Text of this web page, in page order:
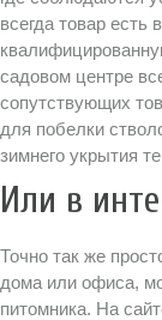
всегда товар есть
садовом центре
сопутствующих
для побелки
зимнего укрытия
Или в
Точно так же
дома или офиса,
питомника. На